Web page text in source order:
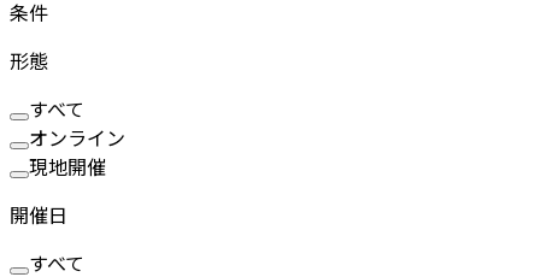
条件
形態
すべて
オンライン
現地開催
開催日
すべて